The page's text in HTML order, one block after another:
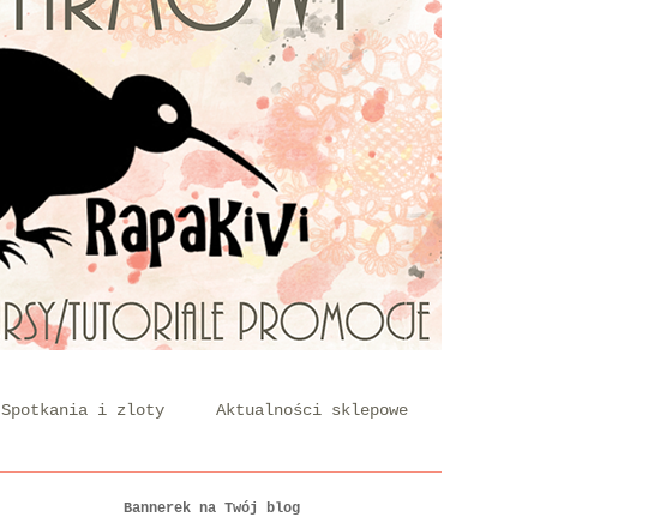
Spotkania i zloty Aktualności sklepowe
Bannerek na Twój blog